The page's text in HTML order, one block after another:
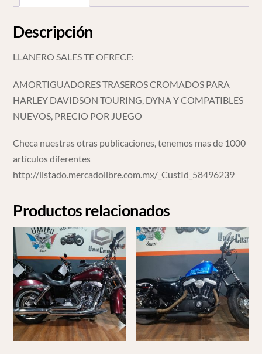
Descripción
LLANERO SALES TE OFRECE:
AMORTIGUADORES TRASEROS CROMADOS PARA
HARLEY DAVIDSON TOURING, DYNA Y COMPATIBLES
NUEVOS, PRECIO POR JUEGO
Checa nuestras otras publicaciones, tenemos mas de 1000
artículos diferentes
http://listado.mercadolibre.com.mx/_CustId_58496239
Productos relacionados